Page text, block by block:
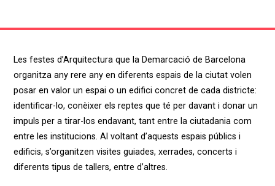
Les festes d’Arquitectura que la Demarcació de Barcelona
organitza any rere any en diferents espais de la ciutat volen
posar en valor un espai o un edifici concret de cada districte:
identificar-lo, conèixer els reptes que té per davant i donar un
impuls per a tirar-los endavant, tant entre la ciutadania com
entre les institucions. Al voltant d’aquests espais públics i
edificis, s’organitzen visites guiades, xerrades, concerts i
diferents tipus de tallers, entre d’altres.